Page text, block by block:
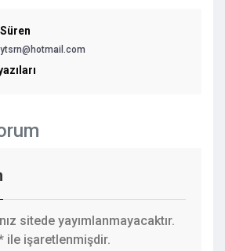
sitede yayımlanmayacaktır.
ile işaretlenmişdir.